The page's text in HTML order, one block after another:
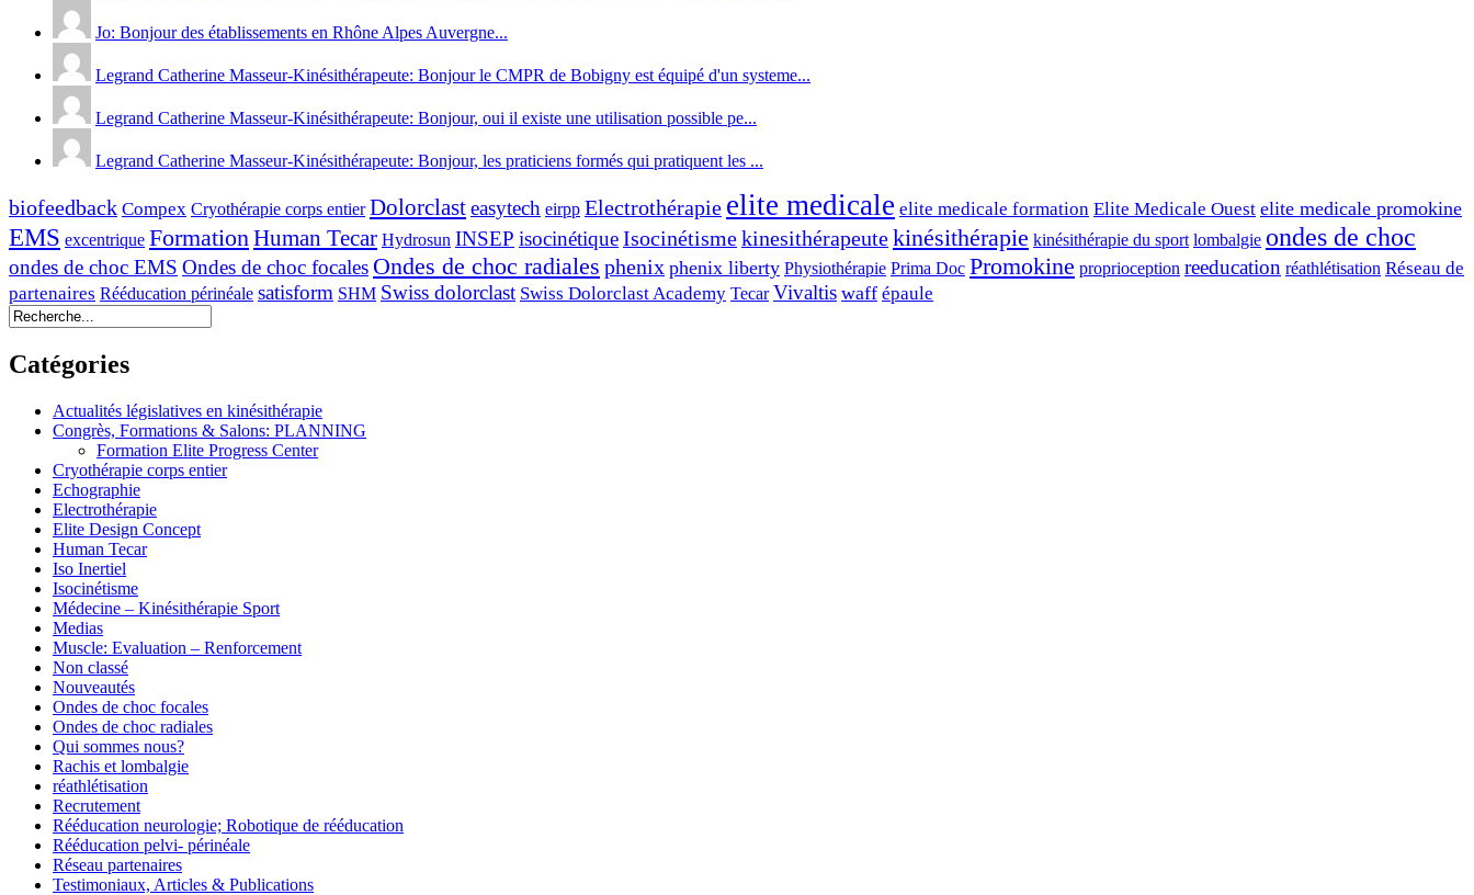
Jo: Bonjour des établissements en Rhône Alpes Auvergne...
Legrand Catherine Masseur-Kinésithérapeute: Bonjour le CMPR de Bobigny est équipé d'un systeme...
Legrand Catherine Masseur-Kinésithérapeute: Bonjour, oui il existe une utilisation possible pe...
Legrand Catherine Masseur-Kinésithérapeute: Bonjour, les praticiens formés qui pratiquent les ...
biofeedback Compex Cryothérapie corps entier Dolorclasteasytech eirpp Electrothérapie elite medicale elite medicale formation Elite Medicale Ouest elite medicale promokine
EMS excentrique Formation Human Tecar Hydrosun INSEP isocinétiqueIsocinétismekinesithérapeutekinésithérapie kinésithérapie du sport lombalgie ondes de choc
ondes de choc EMS Ondes de choc focales Ondes de choc radiales phenix phenix liberty Physiothérapie Prima Doc Promokine proprioception reeducation réathlétisation Réseau de
partenaires Rééducation périnéale satisform SHM Swiss dolorclast Swiss Dolorclast Academy Tecar Vivaltis waff épaule
Catégories
Actualités législatives en kinésithérapie
Congrès, Formations & Salons: PLANNING
Formation Elite Progress Center
Cryothérapie corps entier
Echographie
Electrothérapie
Elite Design Concept
Human Tecar
Iso Inertiel
Isocinétisme
Médecine – Kinésithérapie Sport
Medias
Muscle: Evaluation – Renforcement
Non classé
Nouveautés
Ondes de choc focales
Ondes de choc radiales
Qui sommes nous?
Rachis et lombalgie
réathlétisation
Recrutement
Rééducation neurologie; Robotique de rééducation
Rééducation pelvi- périnéale
Réseau partenaires
Testimoniaux, Articles & Publications